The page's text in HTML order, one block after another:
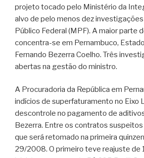
projeto tocado pelo Ministério da
alvo de pelo menos dez
Público Federal (MPF). A maior parte
concentra-se em Pernambuco,
Fernando Bezerra Coelho. Três
abertas na gestão do ministro.
A Procuradoria da República em
indícios de superfaturamento no Eixo
descontrole no pagamento de
Bezerra. Entre os contratos
que será retomado na primeira
29/2008. O primeiro teve reajuste de